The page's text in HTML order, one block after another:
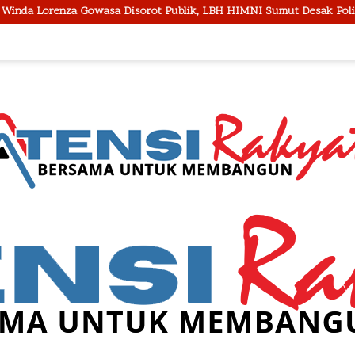
Publik, LBH HIMNI Sumut Desak Polisi Buka Seluruh Fakta